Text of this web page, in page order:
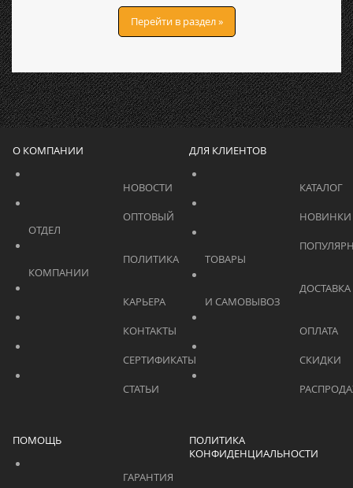
Перейти в раздел »
О КОМПАНИИ
			    		КАРЬЕРА
ДЛЯ КЛИЕНТОВ
ПОМОЩЬ
ПОЛИТИКА
КОНФИДЕНЦИАЛЬНОСТИ